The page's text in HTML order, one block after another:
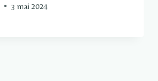
3 mai 2024